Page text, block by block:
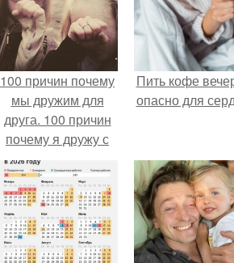
100 причин почему
мы дружим для
друга. 100 причин
почему я дружу с
Пить кофе
опасно для